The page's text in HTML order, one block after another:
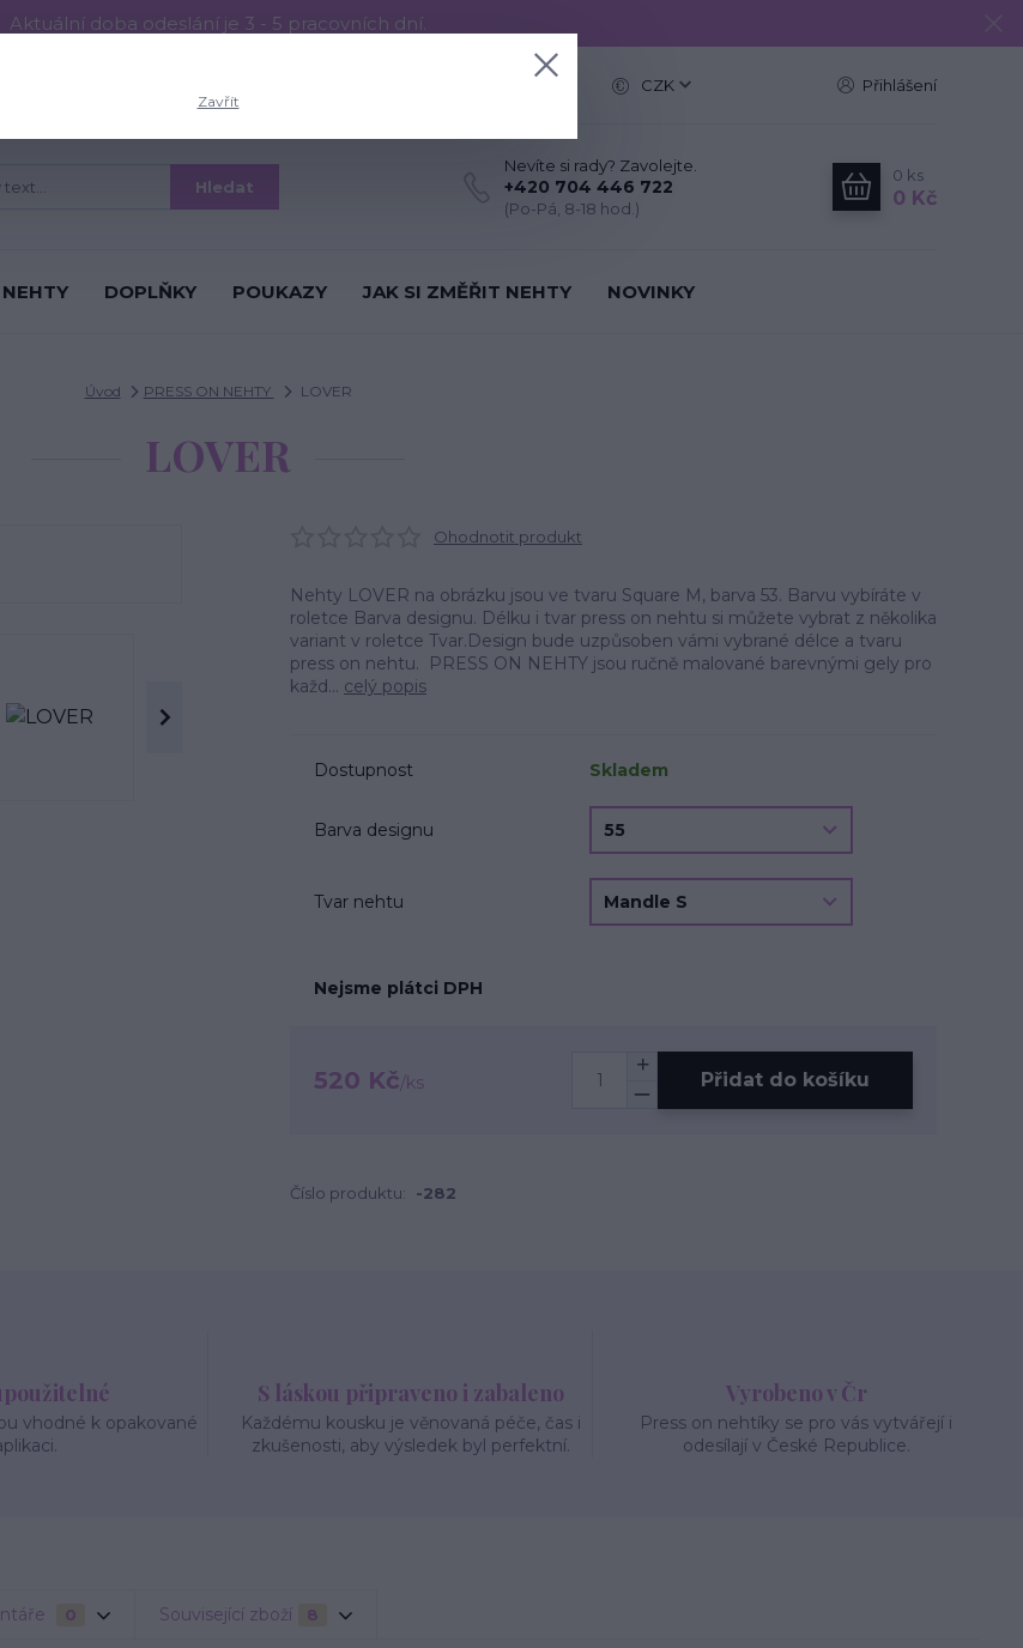
Aktuální doba odeslání je 3 - 5 pracovních dní.
CZK Přihlášení
Hledat
Nevíte si rady? Zavolejte.
+420 704 446 722
(Po-Pá, 8-18 hod.)
0 ks
0 Kč
DOPLŇKY POUKAZY JAK SI ZMĚŘIT NEHTY NOVINKY
Úvod PRESS ON NEHTY LOVER
LOVER
Ohodnotit produkt
Nehty LOVER na obrázku jsou ve tvaru Square M, barva 53. Barvu vybíráte v
roletce Barva designu. Délku i tvar press on nehtu si můžete vybrat z několika
variant v roletce Tvar.Design bude uzpůsoben vámi vybrané délce a tvaru
press on nehtu. PRESS ON NEHTY jsou ručně malované barevnými gely pro
každ... celý popis
Dostupnost Skladem
Barva designu
Tvar nehtu
Nejsme plátci DPH
520 Kč/ks Přidat do košíku
Číslo produktu: -282
vhodné k opakované
S láskou připraveno i zabaleno
Každému kousku je věnovaná péče, čas i
zkušenosti, aby výsledek byl perfektní.
Vyrobeno v Čr
Press on nehtíky se pro vás vytvářejí i
odesílají v České Republice.
0 Související zboží 8
Zavřít